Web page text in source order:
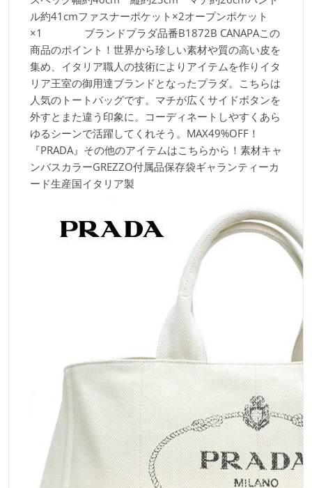
ル約41cmファスナーポケット×2オープンポケット
×1 ブランドプラダ品番B1872B CANAPAこの
商品のポイント！ 世界から珍しい素材や質の高い皮を
集め、イタリア職人の技術によりアイテムを作りイタ
リア王室の御用達ブランドとなったプラダ。こちらは
人気のトートバッグです。マチが広くサイドボタンを
外すとまた違う印象に。コーディネートしやすくあら
ゆるシーンで活躍してくれそう。MAX49%OFF！
『PRADA』その他のアイテムはこちらから！素材キャ
ンバスカラーGREZZO付属品保存袋ギャランティーカ
ード生産国イタリア製